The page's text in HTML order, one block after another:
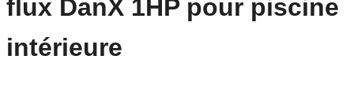
flux DanX 1HP pour piscine
intérieure